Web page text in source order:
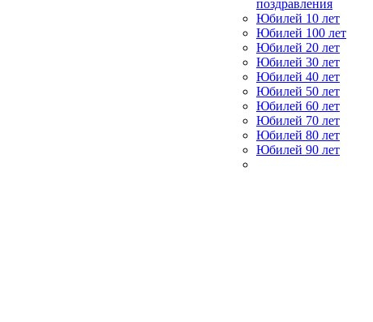
поздравления
Юбилей 10 лет
Юбилей 100 лет
Юбилей 20 лет
Юбилей 30 лет
Юбилей 40 лет
Юбилей 50 лет
Юбилей 60 лет
Юбилей 70 лет
Юбилей 80 лет
Юбилей 90 лет